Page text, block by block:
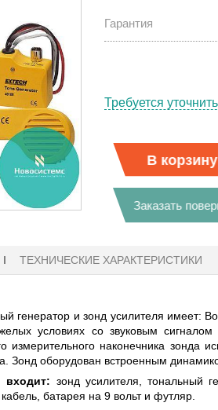
27.01.2023 10:06
В НАЛИЧИИ! ZVH8, АНАЛИЗАТОР
КАБЕЛЕЙ И АНТЕНН, 100 КГЦ ДО 8
(ГОСРЕЕСТР РФ)
Гарантия
Требуется
В корзину
Заказать
ТЕХНИЧЕСКИЕ ХАРАКТЕРИСТИКИ
генератор и зонд усилителя имеет:
условиях со звуковым
измерительного наконечника зонда
Зонд оборудован встроенным
входит: зонд усилителя, тональный
батарея на 9 вольт и футляр.